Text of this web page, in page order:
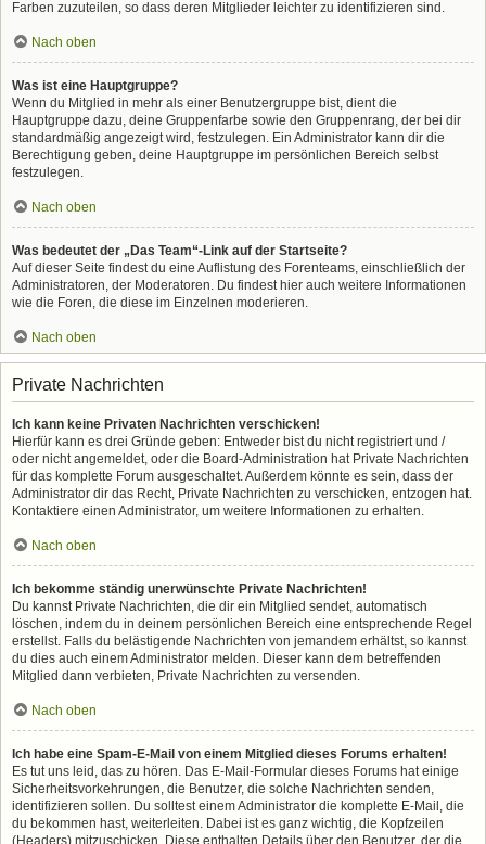
Farben zuzuteilen, so dass deren Mitglieder leichter zu identifizieren sind.
Nach oben
Was ist eine Hauptgruppe?
Wenn du Mitglied in mehr als einer Benutzergruppe bist, dient die
Hauptgruppe dazu, deine Gruppenfarbe sowie den Gruppenrang, der bei dir
standardmäßig angezeigt wird, festzulegen. Ein Administrator kann dir die
Berechtigung geben, deine Hauptgruppe im persönlichen Bereich selbst
festzulegen.
Nach oben
Was bedeutet der „Das Team“-Link auf der Startseite?
Auf dieser Seite findest du eine Auflistung des Forenteams, einschließlich der
Administratoren, der Moderatoren. Du findest hier auch weitere Informationen
wie die Foren, die diese im Einzelnen moderieren.
Nach oben
Private Nachrichten
Ich kann keine Privaten Nachrichten verschicken!
Hierfür kann es drei Gründe geben: Entweder bist du nicht registriert und /
oder nicht angemeldet, oder die Board-Administration hat Private Nachrichten
für das komplette Forum ausgeschaltet. Außerdem könnte es sein, dass der
Administrator dir das Recht, Private Nachrichten zu verschicken, entzogen hat.
Kontaktiere einen Administrator, um weitere Informationen zu erhalten.
Nach oben
Ich bekomme ständig unerwünschte Private Nachrichten!
Du kannst Private Nachrichten, die dir ein Mitglied sendet, automatisch
löschen, indem du in deinem persönlichen Bereich eine entsprechende Regel
erstellst. Falls du belästigende Nachrichten von jemandem erhältst, so kannst
du dies auch einem Administrator melden. Dieser kann dem betreffenden
Mitglied dann verbieten, Private Nachrichten zu versenden.
Nach oben
Ich habe eine Spam-E-Mail von einem Mitglied dieses Forums erhalten!
Es tut uns leid, das zu hören. Das E-Mail-Formular dieses Forums hat einige
Sicherheitsvorkehrungen, die Benutzer, die solche Nachrichten senden,
identifizieren sollen. Du solltest einem Administrator die komplette E-Mail, die
du bekommen hast, weiterleiten. Dabei ist es ganz wichtig, die Kopfzeilen
(Headers) mitzuschicken. Diese enthalten Details über den Benutzer, der die